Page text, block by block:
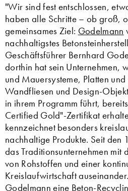
"Wir sind fest entschlossen,
haben alle Schritte – ob groß,
gemeinsames Ziel: Godelmann
nachhaltigstes
Geschäftsführer Bernhard
dorthin hat sein Unternehmen,
und Mauersysteme, Platten
Wandfliesen und Design-
in ihrem Programm führt,
Certified Gold"-Zertifikat
kennzeichnet besonders
nachhaltige Produkte. Seit den
das Traditionsunternehmen mit
von Rohstoffen und einer
Kreislaufwirtschaft
Godelmann eine Beton-